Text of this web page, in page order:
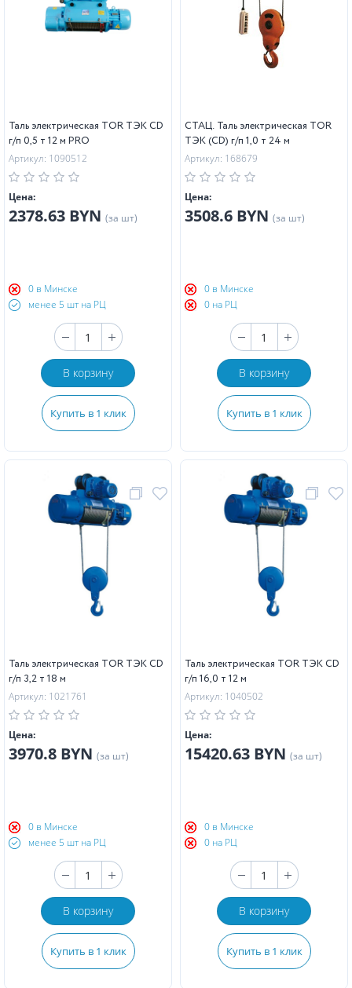
Таль электрическая TOR ТЭК CD
г/п 0,5 т 12 м PRO
Артикул: 1090512
Цена:
2378.63 BYN (за шт)
0 в Минске
менее 5 шт на РЦ
В корзину
Купить в 1 клик
СТАЦ. Таль электрическая TOR
ТЭК (CD) г/п 1,0 т 24 м
Артикул: 168679
Цена:
3508.6 BYN (за шт)
0 в Минске
0 на РЦ
В корзину
Купить в 1 клик
Таль электрическая TOR ТЭК CD
г/п 3,2 т 18 м
Артикул: 1021761
Цена:
3970.8 BYN (за шт)
0 в Минске
менее 5 шт на РЦ
В корзину
Купить в 1 клик
Таль электрическая TOR ТЭК CD
г/п 16,0 т 12 м
Артикул: 1040502
Цена:
15420.63 BYN (за шт)
0 в Минске
0 на РЦ
В корзину
Купить в 1 клик